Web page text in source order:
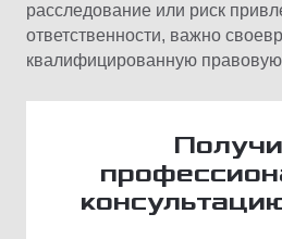
расследование или риск
ответственности, важно
квалифицированную